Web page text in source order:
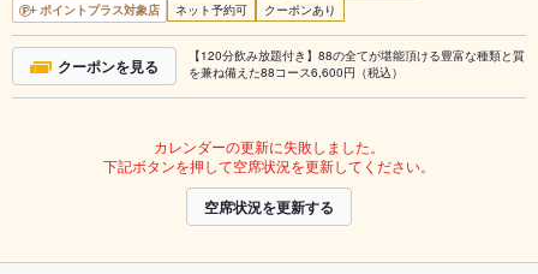
ポイントプラス対象店
ネット予約可 クーポンあり
クーポンを見る
【120分飲み放題付き】88の全てが堪能頂ける豊富な種類と質
を兼ね備えた88コース6,600円（税込）
カレンダーの更新に失敗しました。
下記ボタンを押して空席状況を更新してください。
空席状況を更新する